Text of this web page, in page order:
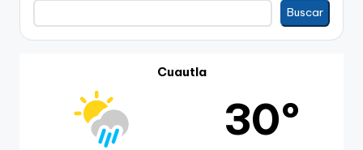
Buscar
Cuautla
30º